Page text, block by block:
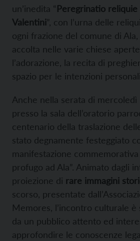
un’inedita “Peregrinatio reliquie
Valentini”, con l’urna delle
ogni frazione del comune di
accolta nelle varie chiese
l’adorazione, la recita di
spazio per le intenzioni
Anche nella serata di mercoledì
presso la sala dell’oratorio
centenario della traslazione
stato degnamente festeggiato
manifestazione commemorativa
profugo ad Ala”. Animato dagli
proiezione di rare immagini
scorso, presentate
Memores, l’incontro culturale è
da un pubblico attento ed
approfondire le conoscenze